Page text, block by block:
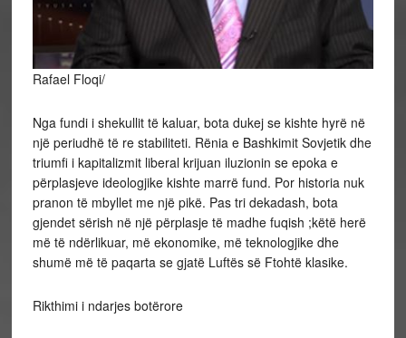
Rafael Floqi/
Nga fundi i shekullit të kaluar, bota dukej se kishte hyrë në
një periudhë të re stabiliteti. Rënia e Bashkimit Sovjetik dhe
triumfi i kapitalizmit liberal krijuan iluzionin se epoka e
përplasjeve ideologjike kishte marrë fund. Por historia nuk
pranon të mbyllet me një pikë. Pas tri dekadash, bota
gjendet sërish në një përplasje të madhe fuqish ;këtë herë
më të ndërlikuar, më ekonomike, më teknologjike dhe
shumë më të paqarta se gjatë Luftës së Ftohtë klasike.
Rikthimi i ndarjes botërore